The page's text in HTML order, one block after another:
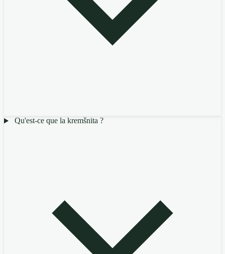
Qu'est-ce que la kremšnita ?